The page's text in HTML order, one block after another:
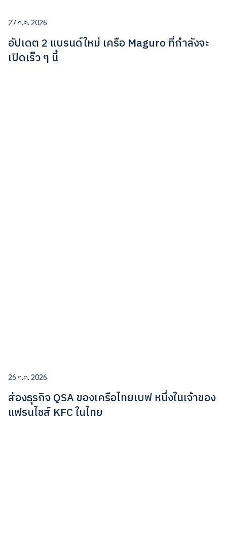
27 ก.ค. 2026
อัปเดต 2 แบรนด์ใหม่ เครือ Maguro ที่กำลังจะ
เปิดเร็ว ๆ นี้
26 ก.ค. 2026
ส่องธุรกิจ QSA ของเครือไทยเบฟ หนึ่งในเจ้าของ
แฟรนไชส์ KFC ในไทย